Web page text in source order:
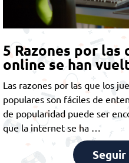
5 Razones por las
online se han
Las razones por las que los
populares son fáciles de
de popularidad puede ser
que la internet se ha …